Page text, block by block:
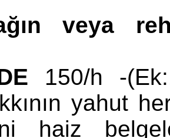
veya
150/h -
yahut
haiz